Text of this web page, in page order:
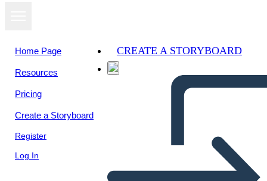
Home Page
Resources
Pricing
Create a Storyboard
Register
Log In
CREATE A STORYBOARD
View as
slideshow